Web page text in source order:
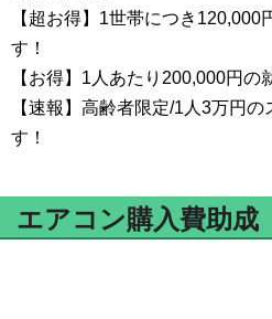
【超お得】1世帯につき120,000
す！
【お得】1人あたり200,000円の
【速報】高齢者限定/1人3万円
す！
エアコン購入費助成